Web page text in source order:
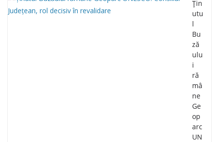
Țin
utu
l
Bu
ză
ulu
i
ră
mâ
ne
Ge
op
arc
UN